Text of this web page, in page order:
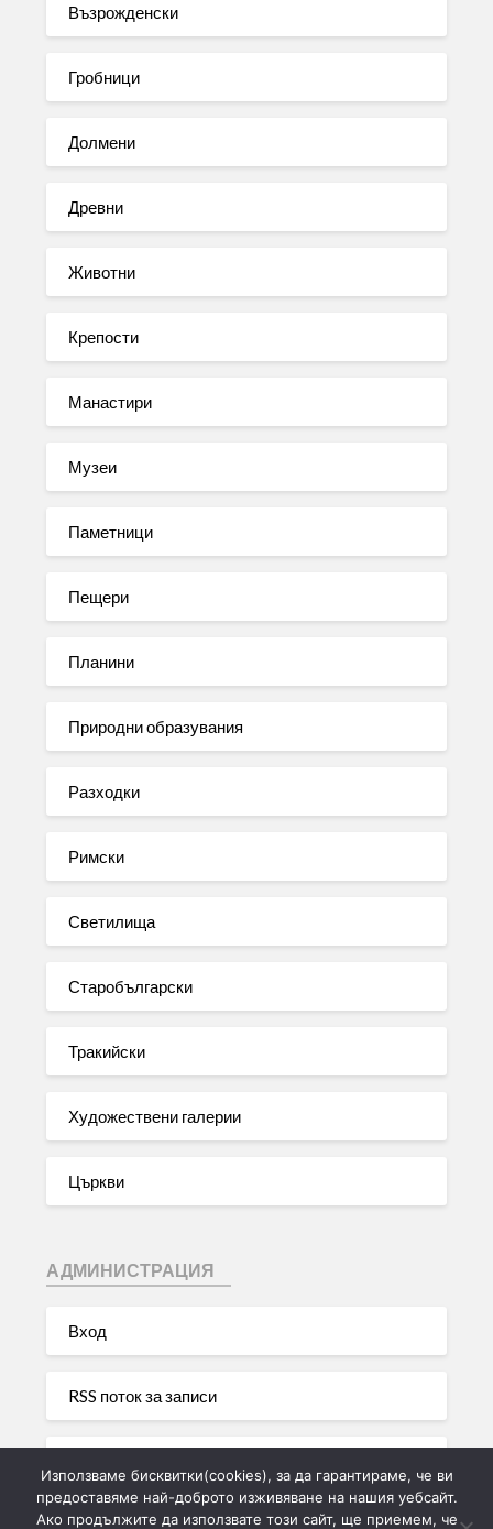
Възрожденски
Гробници
Долмени
Древни
Животни
Крепости
Манастири
Музеи
Паметници
Пещери
Планини
Природни образувания
Разходки
Римски
Светилища
Старобългарски
Тракийски
Художествени галерии
Църкви
АДМИНИСТРАЦИЯ
Вход
RSS поток за записи
Използваме бисквитки(cookies), за да гарантираме, че ви
предоставяме най-доброто изживяване на нашия уебсайт.
Ако продължите да използвате този сайт, ще приемем, че